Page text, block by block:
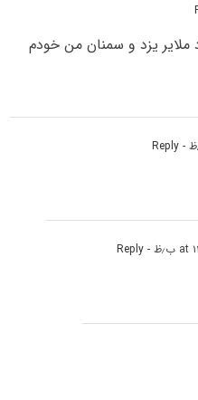
ملایر یزد و سمنان من خودم
- Reply
- Reply